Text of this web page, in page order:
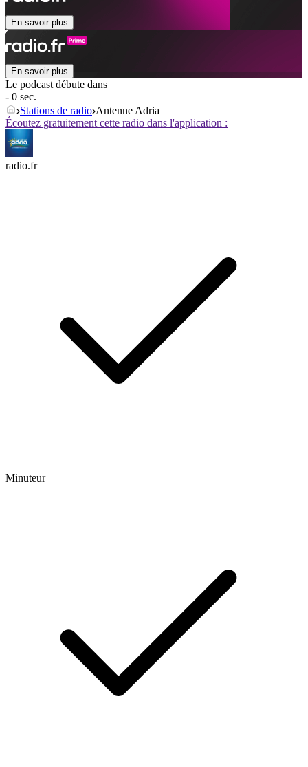
En savoir plus
En savoir plus
Le podcast débute dans
- 0 sec.
Stations de radio Antenne Adria
Écoutez gratuitement cette radio dans l'application :
radio.fr
Minuteur